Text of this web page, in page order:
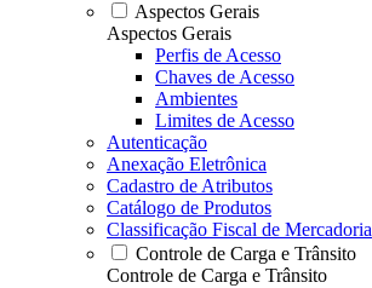
Aspectos Gerais
Aspectos Gerais
Perfis de Acesso
Chaves de Acesso
Ambientes
Limites de Acesso
Autenticação
Anexação Eletrônica
Cadastro de Atributos
Catálogo de Produtos
Classificação Fiscal de Mercadoria
Controle de Carga e Trânsito
Controle de Carga e Trânsito